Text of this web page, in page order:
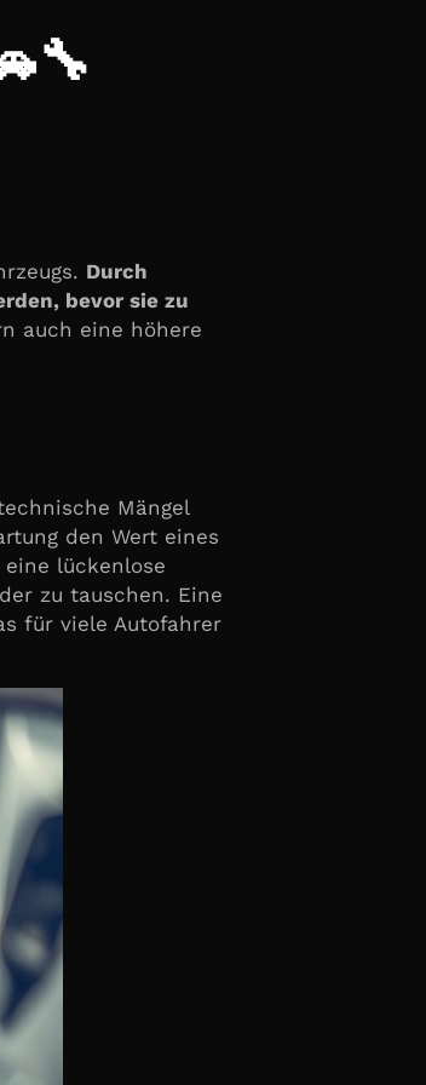
Durch
bevor sie zu
auch eine höhere
Mängel
den Wert eines
lückenlose
zu tauschen. Eine
für viele Autofahrer